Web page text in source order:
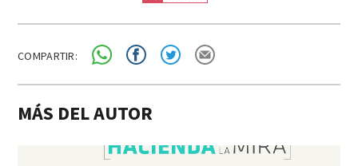
COMPARTIR:
MÁS DEL AUTOR